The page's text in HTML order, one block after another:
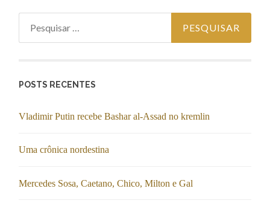
POSTS RECENTES
Vladimir Putin recebe Bashar al-Assad no kremlin
Uma crônica nordestina
Mercedes Sosa, Caetano, Chico, Milton e Gal